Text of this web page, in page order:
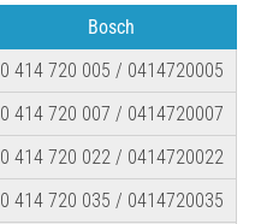
Bosch
0 414 720 005 / 0414720005
0 414 720 007 / 0414720007
0 414 720 022 / 0414720022
0 414 720 035 / 0414720035